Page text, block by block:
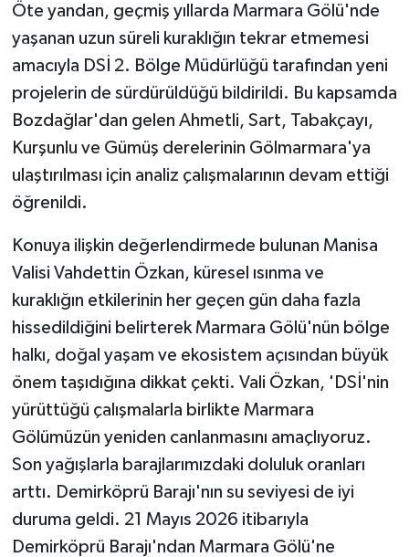
Öte yandan, geçmiş yıllarda Marmara Gölü'nde
yaşanan uzun süreli kuraklığın tekrar etmemesi
amacıyla DSİ 2. Bölge Müdürlüğü tarafından yeni
projelerin de sürdürüldüğü bildirildi. Bu kapsamda
Bozdağlar'dan gelen Ahmetli, Sart, Tabakçayı,
Kurşunlu ve Gümüş derelerinin Gölmarmara'ya
ulaştırılması için analiz çalışmalarının devam ettiği
öğrenildi.
Konuya ilişkin değerlendirmede bulunan Manisa
Valisi Vahdettin Özkan, küresel ısınma ve
kuraklığın etkilerinin her geçen gün daha fazla
hissedildiğini belirterek Marmara Gölü'nün bölge
halkı, doğal yaşam ve ekosistem açısından büyük
önem taşıdığına dikkat çekti. Vali Özkan, 'DSİ'nin
yürüttüğü çalışmalarla birlikte Marmara
Gölümüzün yeniden canlanmasını amaçlıyoruz.
Son yağışlarla barajlarımızdaki doluluk oranları
arttı. Demirköprü Barajı'nın su seviyesi de iyi
duruma geldi. 21 Mayıs 2026 itibarıyla
Demirköprü Barajı'ndan Marmara Gölü'ne